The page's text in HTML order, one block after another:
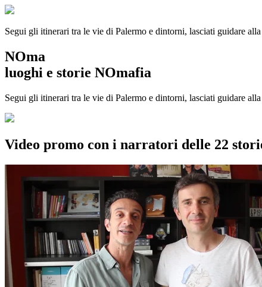
Segui gli itinerari tra le vie di Palermo e dintorni, lasciati guidare
NOma
luoghi e storie NOmafia
Segui gli itinerari tra le vie di Palermo e dintorni, lasciati guidare
Video promo con i narratori delle 22